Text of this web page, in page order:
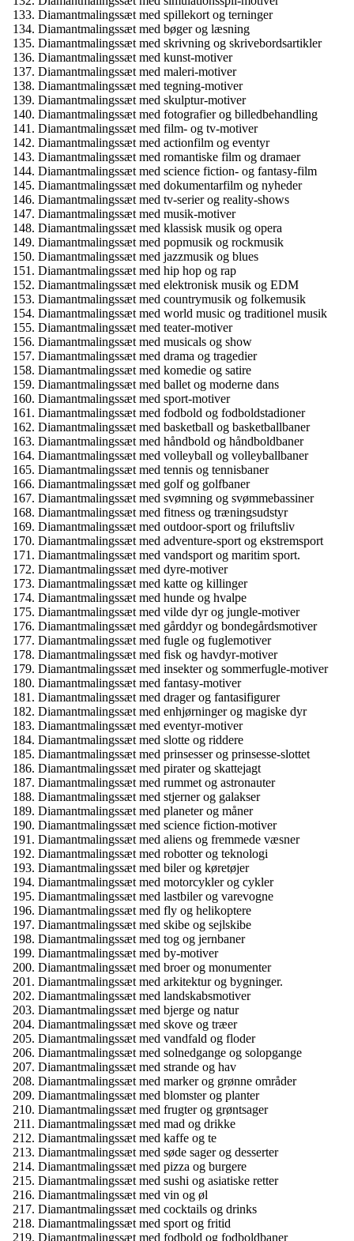
Diamantmalingssæt med spillekort og terninger
Diamantmalingssæt med bøger og læsning
Diamantmalingssæt med skrivning og skrivebordsartikler
Diamantmalingssæt med kunst-motiver
Diamantmalingssæt med maleri-motiver
Diamantmalingssæt med tegning-motiver
Diamantmalingssæt med skulptur-motiver
Diamantmalingssæt med fotografier og billedbehandling
Diamantmalingssæt med film- og tv-motiver
Diamantmalingssæt med actionfilm og eventyr
Diamantmalingssæt med romantiske film og dramaer
Diamantmalingssæt med science fiction- og fantasy-film
Diamantmalingssæt med dokumentarfilm og nyheder
Diamantmalingssæt med tv-serier og reality-shows
Diamantmalingssæt med musik-motiver
Diamantmalingssæt med klassisk musik og opera
Diamantmalingssæt med popmusik og rockmusik
Diamantmalingssæt med jazzmusik og blues
Diamantmalingssæt med hip hop og rap
Diamantmalingssæt med elektronisk musik og EDM
Diamantmalingssæt med countrymusik og folkemusik
Diamantmalingssæt med world music og traditionel musik
Diamantmalingssæt med teater-motiver
Diamantmalingssæt med musicals og show
Diamantmalingssæt med drama og tragedier
Diamantmalingssæt med komedie og satire
Diamantmalingssæt med ballet og moderne dans
Diamantmalingssæt med sport-motiver
Diamantmalingssæt med fodbold og fodboldstadioner
Diamantmalingssæt med basketball og basketballbaner
Diamantmalingssæt med håndbold og håndboldbaner
Diamantmalingssæt med volleyball og volleyballbaner
Diamantmalingssæt med tennis og tennisbaner
Diamantmalingssæt med golf og golfbaner
Diamantmalingssæt med svømning og svømmebassiner
Diamantmalingssæt med fitness og træningsudstyr
Diamantmalingssæt med outdoor-sport og friluftsliv
Diamantmalingssæt med adventure-sport og ekstremsport
Diamantmalingssæt med vandsport og maritim sport.
Diamantmalingssæt med dyre-motiver
Diamantmalingssæt med katte og killinger
Diamantmalingssæt med hunde og hvalpe
Diamantmalingssæt med vilde dyr og jungle-motiver
Diamantmalingssæt med gårddyr og bondegårdsmotiver
Diamantmalingssæt med fugle og fuglemotiver
Diamantmalingssæt med fisk og havdyr-motiver
Diamantmalingssæt med insekter og sommerfugle-motiver
Diamantmalingssæt med fantasy-motiver
Diamantmalingssæt med drager og fantasifigurer
Diamantmalingssæt med enhjørninger og magiske dyr
Diamantmalingssæt med eventyr-motiver
Diamantmalingssæt med slotte og riddere
Diamantmalingssæt med prinsesser og prinsesse-slottet
Diamantmalingssæt med pirater og skattejagt
Diamantmalingssæt med rummet og astronauter
Diamantmalingssæt med stjerner og galakser
Diamantmalingssæt med planeter og måner
Diamantmalingssæt med science fiction-motiver
Diamantmalingssæt med aliens og fremmede væsner
Diamantmalingssæt med robotter og teknologi
Diamantmalingssæt med biler og køretøjer
Diamantmalingssæt med motorcykler og cykler
Diamantmalingssæt med lastbiler og varevogne
Diamantmalingssæt med fly og helikoptere
Diamantmalingssæt med skibe og sejlskibe
Diamantmalingssæt med tog og jernbaner
Diamantmalingssæt med by-motiver
Diamantmalingssæt med broer og monumenter
Diamantmalingssæt med arkitektur og bygninger.
Diamantmalingssæt med landskabsmotiver
Diamantmalingssæt med bjerge og natur
Diamantmalingssæt med skove og træer
Diamantmalingssæt med vandfald og floder
Diamantmalingssæt med solnedgange og solopgange
Diamantmalingssæt med strande og hav
Diamantmalingssæt med marker og grønne områder
Diamantmalingssæt med blomster og planter
Diamantmalingssæt med frugter og grøntsager
Diamantmalingssæt med mad og drikke
Diamantmalingssæt med kaffe og te
Diamantmalingssæt med søde sager og desserter
Diamantmalingssæt med pizza og burgere
Diamantmalingssæt med sushi og asiatiske retter
Diamantmalingssæt med vin og øl
Diamantmalingssæt med cocktails og drinks
Diamantmalingssæt med sport og fritid
Diamantmalingssæt med fodbold og fodboldbaner